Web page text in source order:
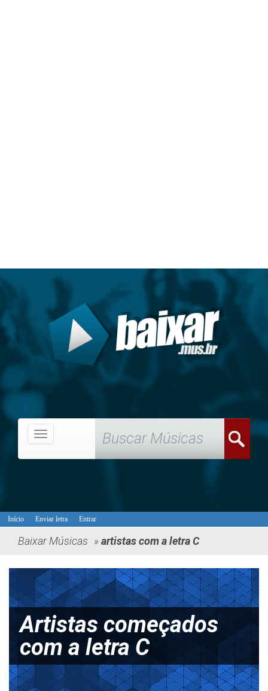
Menu
Início Enviar letra Entrar
Baixar Músicas » artistas com a letra C
Artistas começados
com a letra C